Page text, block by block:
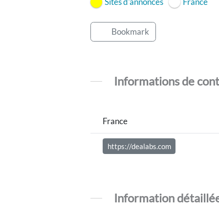
Bookmark
Informations de
France
https://dealabs.com
Information